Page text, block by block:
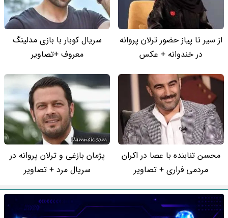
از سیر تا پیاز حضور ترلان پروانه
در خندوانه + عکس
سریال کوبار با بازی مدلینگ
معروف +تصاویر
محسن تنابنده با عصا در اکران
مردمی فراری + تصاویر
پژمان بازغی و ترلان پروانه در
سریال مرد + تصاویر